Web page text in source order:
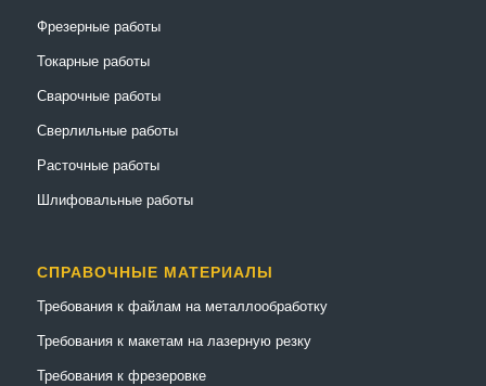
Фрезерные работы
Токарные работы
Сварочные работы
Сверлильные работы
Расточные работы
Шлифовальные работы
СПРАВОЧНЫЕ МАТЕРИАЛЫ
Требования к файлам на металлообработку
Требования к макетам на лазерную резку
Требования к фрезеровке